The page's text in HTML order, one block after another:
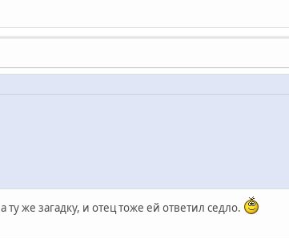
же загадку, и отец тоже ей ответил седло.